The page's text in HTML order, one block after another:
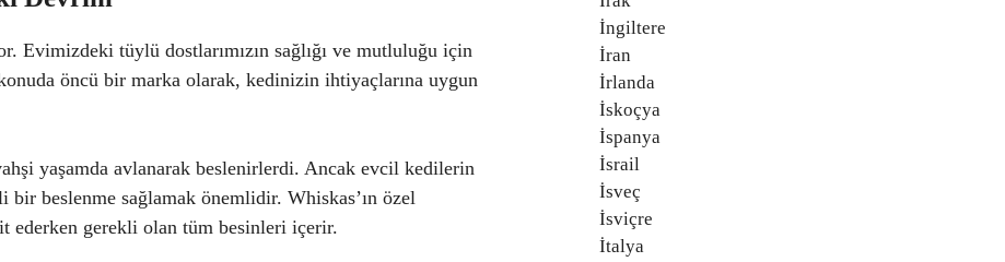
Evimizdeki tüylü dostlarımızın sağlığı ve mutluluğu için
öncü bir marka olarak, kedinizin ihtiyaçlarına uygun
yaşamda avlanarak beslenirlerdi. Ancak evcil kedilerin
bir beslenme sağlamak önemlidir. Whiskas’ın özel
ederken gerekli olan tüm besinleri içerir.
İngiltere
İran
İrlanda
İskoçya
İspanya
İsrail
İsveç
İsviçre
İtalya